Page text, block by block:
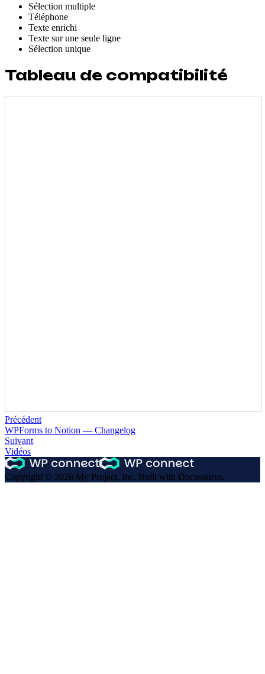
Sélection multiple
Téléphone
Texte enrichi
Texte sur une seule ligne
Sélection unique
Tableau de compatibilité
Précédent
WPForms to Notion — Changelog
Suivant
Vidéos
Copyright © 2026 My Project, Inc. Built with Docusaurus.